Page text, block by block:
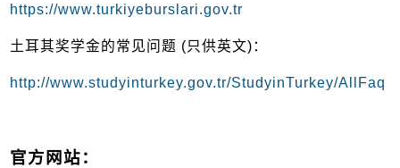
https://www.turkiyeburslari.gov.tr
土耳其奖学金的常见问题 (只供英文)：
http://www.studyinturkey.gov.tr/StudyinTurkey/AllFaq
官方网站：